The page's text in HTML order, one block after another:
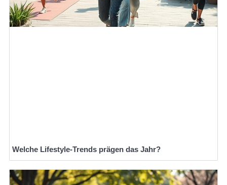
Welche Lifestyle-Trends prägen das Jahr?